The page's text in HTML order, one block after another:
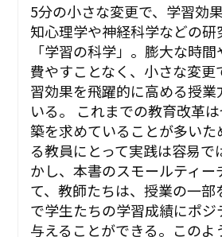
5分の小さな変更で、学習効
知心理学や神経科学などの研
「学習の科学」。膨大な時
費やすことなく、小さな変
習効果を飛躍的に高める授業
いる。 これまでの教育改革
築を求めていることが多いた
る教員にとって実践は容易で
かし、本書のスモールティー
て、教師たちは、授業の一部
で学生たちの学習成績にポジ
与えることができる。このよ